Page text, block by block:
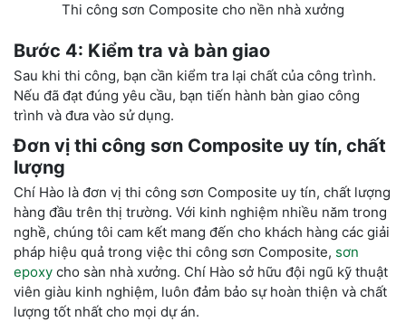
Thi công sơn Composite cho nền nhà xưởng
Bước 4: Kiểm tra và bàn giao
Sau khi thi công, bạn cần kiểm tra lại chất của công trình.
Nếu đã đạt đúng yêu cầu, bạn tiến hành bàn giao công
trình và đưa vào sử dụng.
Đơn vị thi công sơn Composite uy tín, chất
lượng
Chí Hào là đơn vị thi công sơn Composite uy tín, chất lượng
hàng đầu trên thị trường. Với kinh nghiệm nhiều năm trong
nghề, chúng tôi cam kết mang đến cho khách hàng các giải
pháp hiệu quả trong việc thi công sơn Composite, sơn
epoxy cho sàn nhà xưởng. Chí Hào sở hữu đội ngũ kỹ thuật
viên giàu kinh nghiệm, luôn đảm bảo sự hoàn thiện và chất
lượng tốt nhất cho mọi dự án.